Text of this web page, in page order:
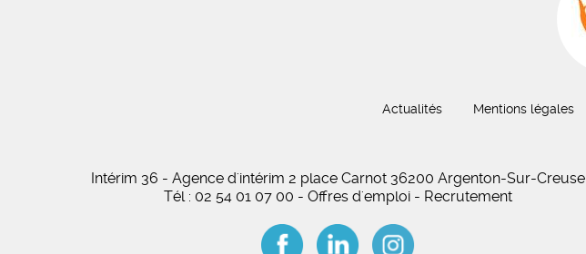
Actualités Mentions légales
Intérim 36 - Agence d'intérim 2 place Carnot 36200 Argenton-Sur-Creuse
Tél : 02 54 01 07 00 - Offres d'emploi - Recrutement